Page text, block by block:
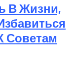
В Жизни,
Советам